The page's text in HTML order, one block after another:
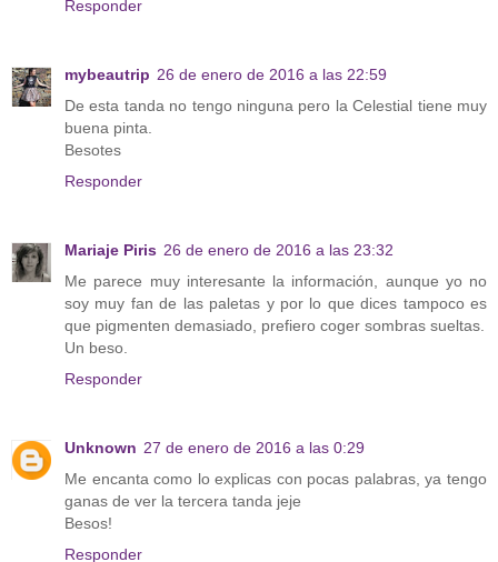
Responder
mybeautrip 26 de enero de 2016 a las 22:59
De esta tanda no tengo ninguna pero la Celestial tiene muy
buena pinta.
Besotes
Responder
Mariaje Piris 26 de enero de 2016 a las 23:32
Me parece muy interesante la información, aunque yo no
soy muy fan de las paletas y por lo que dices tampoco es
que pigmenten demasiado, prefiero coger sombras sueltas.
Un beso.
Responder
Unknown 27 de enero de 2016 a las 0:29
Me encanta como lo explicas con pocas palabras, ya tengo
ganas de ver la tercera tanda jeje
Besos!
Responder